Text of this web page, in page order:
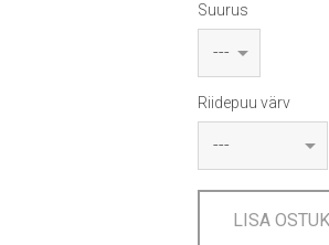
Suurus
Riidepuu värv
LISA